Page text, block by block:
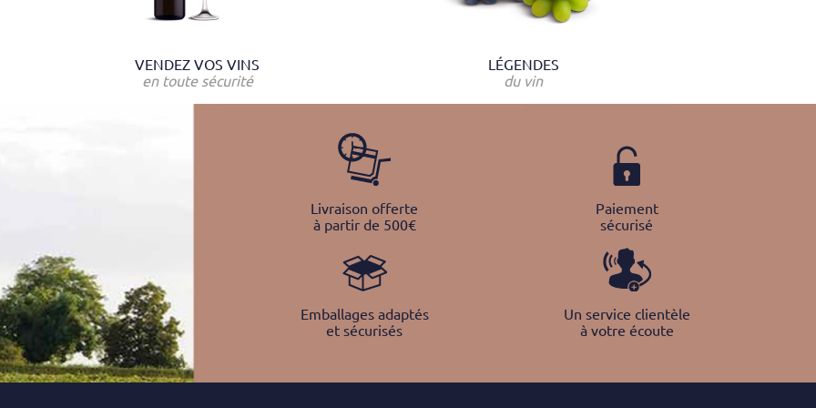
VENDEZ VOS VINS
en toute sécurité
LÉGENDES
du vin
Livraison offerte
à partir de 500€
Paiement
sécurisé
Emballages adaptés
et sécurisés
Un service clientèle
à votre écoute